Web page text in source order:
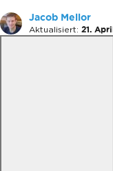
Jacob Mellor
Aktualisiert: 21.